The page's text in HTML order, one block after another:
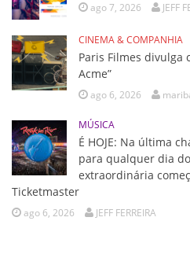
ago 7, 2026 JEFF
CINEMA & COMPANHIA
Paris Filmes divulga
Acme”
ago 6, 2026
MÚSICA
É HOJE: Na última
para qualquer dia
extraordinária
Ticketmaster
ago 6, 2026 JEFF FERREIRA